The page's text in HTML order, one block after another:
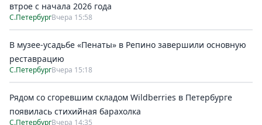
втрое с начала 2026 года
С.ПетербургВчера 15:58
В музее-усадьбе «Пенаты» в Репино завершили основную
реставрацию
С.ПетербургВчера 15:18
Рядом со сгоревшим складом Wildberries в Петербурге
появилась стихийная барахолка
С.ПетербургВчера 14:35